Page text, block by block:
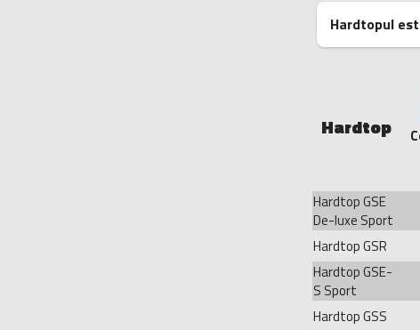
Hardtopul
Hardtop
Hardtop GSE
De-luxe Sport
Hardtop GSR
Hardtop GSE-
S Sport
Hardtop GSS